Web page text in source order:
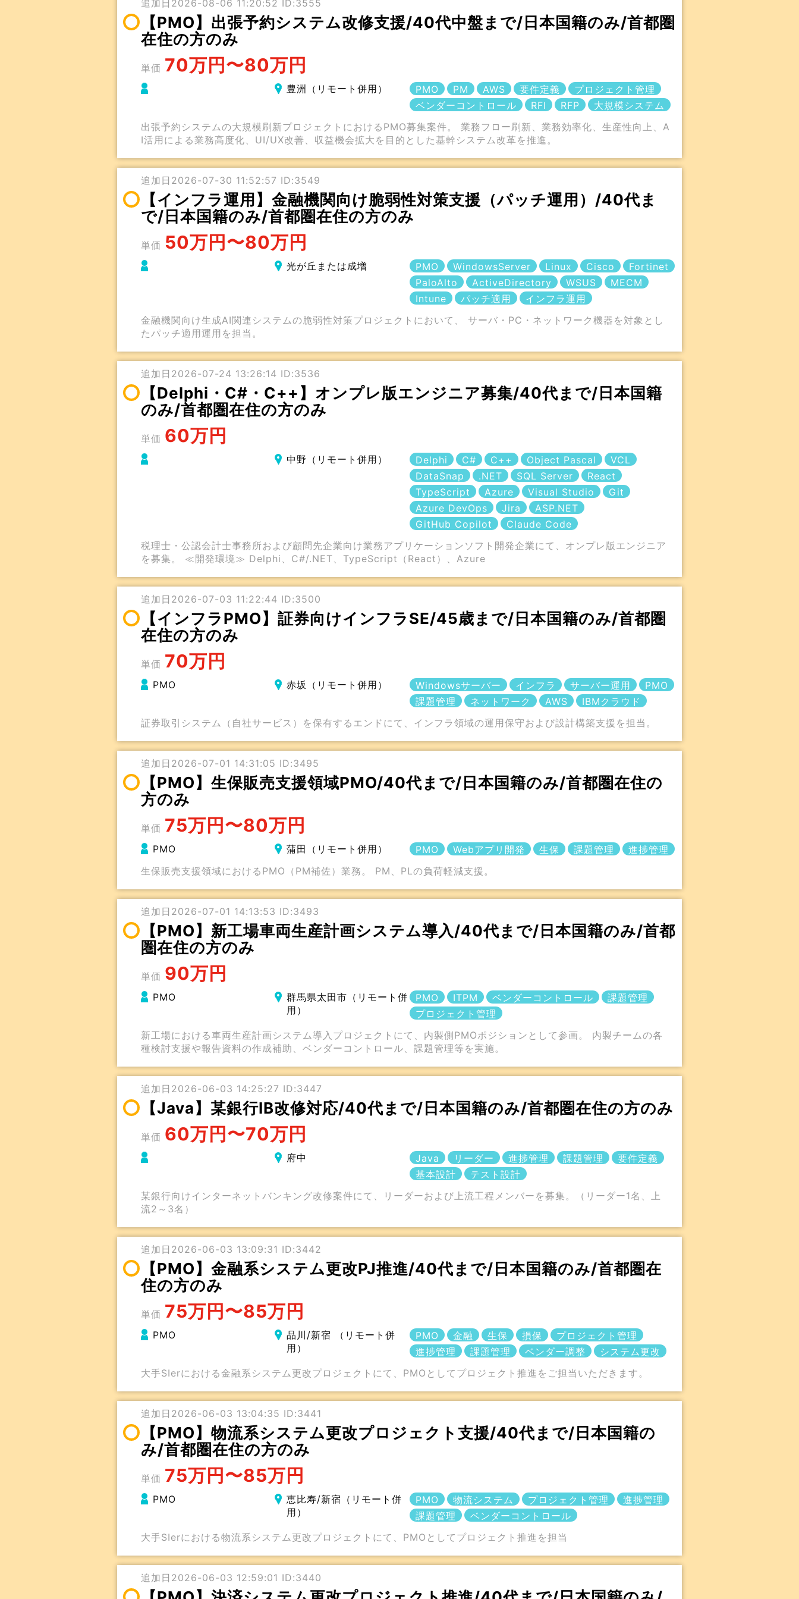
追加日2026-08-06 11:20:52 ID:3555
【PMO】出張予約システム改修支援/40代中盤まで/日本国籍のみ/首都圏
在住の方のみ
単価 70万円〜80万円
豊洲（リモート併用） PMO PM AWS 要件定義
プロジェクト管理
ベンダーコントロール
RFI RFP
大規模システム
出張予約システムの大規模刷新プロジェクトにおけるPMO募集案件。 業務フロー刷新、業務効率化、生産性向上、A
I活用による業務高度化、UI/UX改善、収益機会拡大を目的とした基幹システム改革を推進。
追加日2026-07-30 11:52:57 ID:3549
【インフラ運用】金融機関向け脆弱性対策支援（パッチ運用）/40代ま
で/日本国籍のみ/首都圏在住の方のみ
単価 50万円〜80万円
光が丘または成増 PMO WindowsServer Linux Cisco
Fortinet
PaloAlto
ActiveDirectory WSUS
MECM
Intune
パッチ適用
インフラ運用
金融機関向け生成AI関連システムの脆弱性対策プロジェクトにおいて、 サーバ・PC・ネットワーク機器を対象とし
たパッチ適用運用を担当。
追加日2026-07-24 13:26:14 ID:3536
【Delphi・C#・C++】オンプレ版エンジニア募集/40代まで/日本国籍
のみ/首都圏在住の方のみ
単価 60万円
中野（リモート併用） Delphi C# C++ Object Pascal
VCL
DataSnap
.NET SQL Server
React
TypeScript
Azure Visual Studio
Git
Azure DevOps
Jira
ASP.NET
GitHub Copilot
Claude Code
税理士・公認会計士事務所および顧問先企業向け業務アプリケーションソフト開発企業にて、オンプレ版エンジニア
を募集。 ≪開発環境≫ Delphi、C#/.NET、TypeScript（React）、Azure
追加日2026-07-03 11:22:44 ID:3500
【インフラPMO】証券向けインフラSE/45歳まで/日本国籍のみ/首都圏
在住の方のみ
単価 70万円
PMO 赤坂（リモート併用） Windowsサーバー インフラ サーバー運用
PMO
課題管理
ネットワーク AWS
IBMクラウド
証券取引システム（自社サービス）を保有するエンドにて、インフラ領域の運用保守および設計構築支援を担当。
追加日2026-07-01 14:31:05 ID:3495
【PMO】生保販売支援領域PMO/40代まで/日本国籍のみ/首都圏在住の
方のみ
単価 75万円〜80万円
PMO 蒲田（リモート併用） PMO Webアプリ開発 生保 課題管理
進捗管理
生保販売支援領域におけるPMO（PM補佐）業務。 PM、PLの負荷軽減支援。
追加日2026-07-01 14:13:53 ID:3493
【PMO】新工場車両生産計画システム導入/40代まで/日本国籍のみ/首都
圏在住の方のみ
単価 90万円
PMO
群馬県太田市（リモート併
用）
PMO ITPM ベンダーコントロール
課題管理
プロジェクト管理
新工場における車両生産計画システム導入プロジェクトにて、内製側PMOポジションとして参画。 内製チームの各
種検討支援や報告資料の作成補助、ベンダーコントロール、課題管理等を実施。
追加日2026-06-03 14:25:27 ID:3447
【Java】某銀行IB改修対応/40代まで/日本国籍のみ/首都圏在住の方のみ
単価 60万円〜70万円
府中 Java リーダー 進捗管理 課題管理
要件定義
基本設計
テスト設計
某銀行向けインターネットバンキング改修案件にて、リーダーおよび上流工程メンバーを募集。（リーダー1名、上
流2～3名）
追加日2026-06-03 13:09:31 ID:3442
【PMO】金融系システム更改PJ推進/40代まで/日本国籍のみ/首都圏在
住の方のみ
単価 75万円〜85万円
PMO
品川/新宿 （リモート併
用）
PMO 金融 生保 損保
プロジェクト管理
進捗管理
課題管理 ベンダー調整
システム更改
大手SIerにおける金融系システム更改プロジェクトにて、PMOとしてプロジェクト推進をご担当いただきます。
追加日2026-06-03 13:04:35 ID:3441
【PMO】物流系システム更改プロジェクト支援/40代まで/日本国籍の
み/首都圏在住の方のみ
単価 75万円〜85万円
PMO
恵比寿/新宿（リモート併
用）
PMO 物流システム プロジェクト管理
進捗管理
課題管理
ベンダーコントロール
大手SIerにおける物流系システム更改プロジェクトにて、PMOとしてプロジェクト推進を担当
追加日2026-06-03 12:59:01 ID:3440